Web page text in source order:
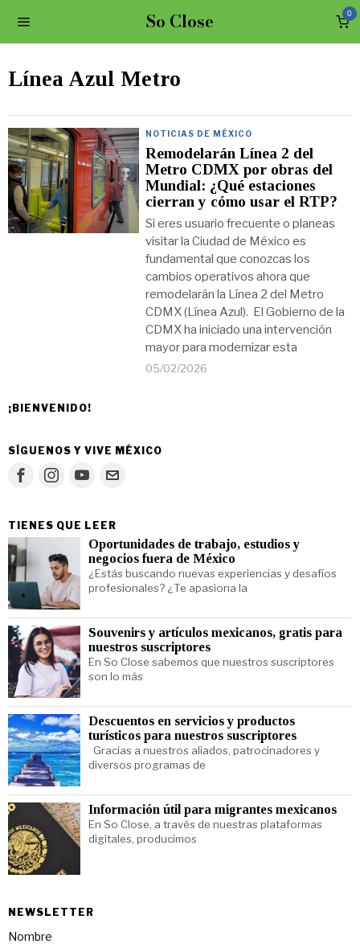
So Close 0
Línea Azul Metro
NOTICIAS DE MÉXICO
Remodelarán Línea 2 del
Metro CDMX por obras del
Mundial: ¿Qué estaciones
cierran y cómo usar el RTP?
Si eres usuario frecuente o planeas
visitar la Ciudad de México es
fundamental que conozcas los
cambios operativos ahora que
remodelarán la Línea 2 del Metro
CDMX (Línea Azul). El Gobierno de la
CDMX ha iniciado una intervención
mayor para modernizar esta
05/02/2026
¡BIENVENIDO!
SÍGUENOS Y VIVE MÉXICO
TIENES QUE LEER
Oportunidades de trabajo, estudios y
negocios fuera de México
¿Estás buscando nuevas experiencias y desafíos
profesionales? ¿Te apasiona la
Souvenirs y artículos mexicanos, gratis para
nuestros suscriptores
En So Close sabemos que nuestros suscriptores
son lo más
Descuentos en servicios y productos
turísticos para nuestros suscriptores
Gracias a nuestros aliados, patrocinadores y
diversos programas de
Información útil para migrantes mexicanos
En So Close, a través de nuestras plataformas
digitales, producimos
NEWSLETTER
Nombre